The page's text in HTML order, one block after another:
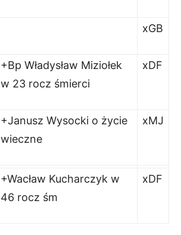
xGB
+Bp Władysław Miziołek
w 23 rocz śmierci
xDF
+Janusz Wysocki o życie
wieczne
xMJ
+Wacław Kucharczyk w
46 rocz śm
xDF